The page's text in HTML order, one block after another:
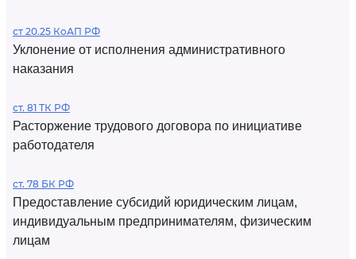
ст 20.25 КоАП РФ
Уклонение от исполнения административного
наказания
ст. 81 ТК РФ
Расторжение трудового договора по инициативе
работодателя
ст. 78 БК РФ
Предоставление субсидий юридическим лицам,
индивидуальным предпринимателям, физическим
лицам